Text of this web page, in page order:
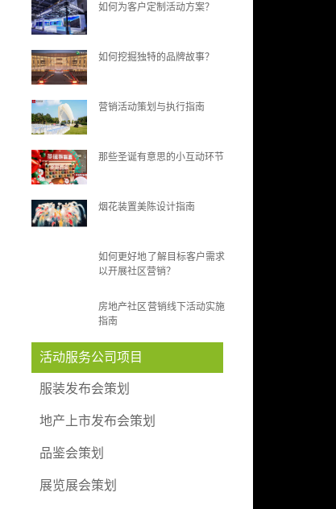
如何为客户定制活动方案？
如何挖掘独特的品牌故事？
营销活动策划与执行指南
那些圣诞有意思的小互动环节
烟花装置美陈设计指南
如何更好地了解目标客户需求
以开展社区营销？
房地产社区营销线下活动实施
指南
活动服务公司项目
服装发布会策划
地产上市发布会策划
品鉴会策划
展览展会策划